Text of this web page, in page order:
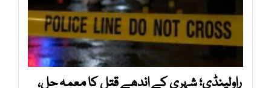
راولپنڈی؛ شہری کے اندھے قتل کا معمہ حل،